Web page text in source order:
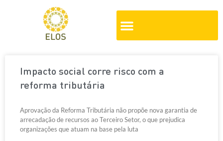
Impacto social corre risco com a
reforma tributária
Aprovação da Reforma Tributária não propõe nova garantia de
arrecadação de recursos ao Terceiro Setor, o que prejudica
organizações que atuam na base pela luta